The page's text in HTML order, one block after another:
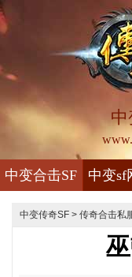
中
中变合击SF 中变sf
中变传奇SF > 传奇合击私